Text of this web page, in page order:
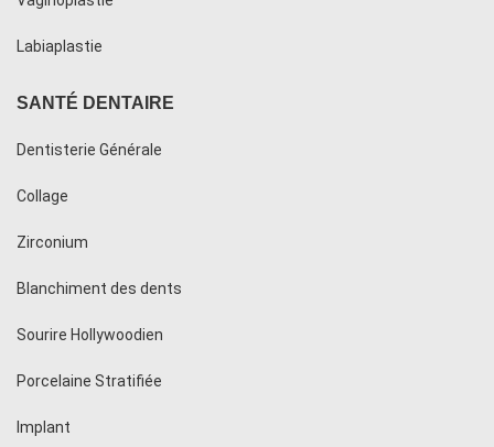
Labiaplastie
SANTÉ DENTAIRE
Dentisterie Générale
Collage
Zirconium
Blanchiment des dents
Sourire Hollywoodien
Porcelaine Stratifiée
Implant